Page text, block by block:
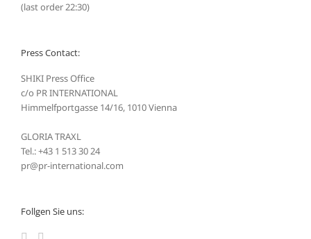
(last order 22:30)
Press Contact:
SHIKI Press Office
c/o PR INTERNATIONAL
Himmelfportgasse 14/16, 1010 Vienna
GLORIA TRAXL
Tel.: +43 1 513 30 24
pr@pr-international.com
Follgen Sie uns: